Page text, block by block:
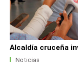
Alcaldía cruceña
Noticias